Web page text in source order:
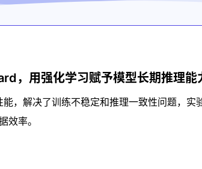
，用强化学习赋予模型长期推理能
，解决了训练不稳定和推理一致性问题，实
效率。